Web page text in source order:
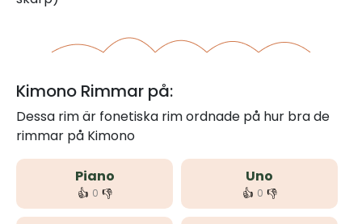
Kimono Rimmar på:
Dessa rim är fonetiska rim ordnade på hur bra de
rimmar på Kimono
Piano
👍 0 👎
Uno
👍 0 👎